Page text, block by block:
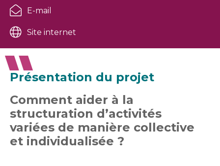
E-mail
Site internet
Présentation du projet
Comment aider à la
structuration d’activités
variées de manière collective
et individualisée ?